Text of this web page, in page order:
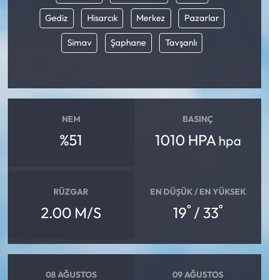
Gediz Hisarcık Merkez Pazarlar
Simav Şaphane Tavşanlı
NEM
%51
BASINÇ
1010 HPA hpa
RÜZGAR
2.00 M/S
EN DÜŞÜK / EN YÜKSEK
19° / 33°
08 AĞUSTOS 09 AĞUSTOS